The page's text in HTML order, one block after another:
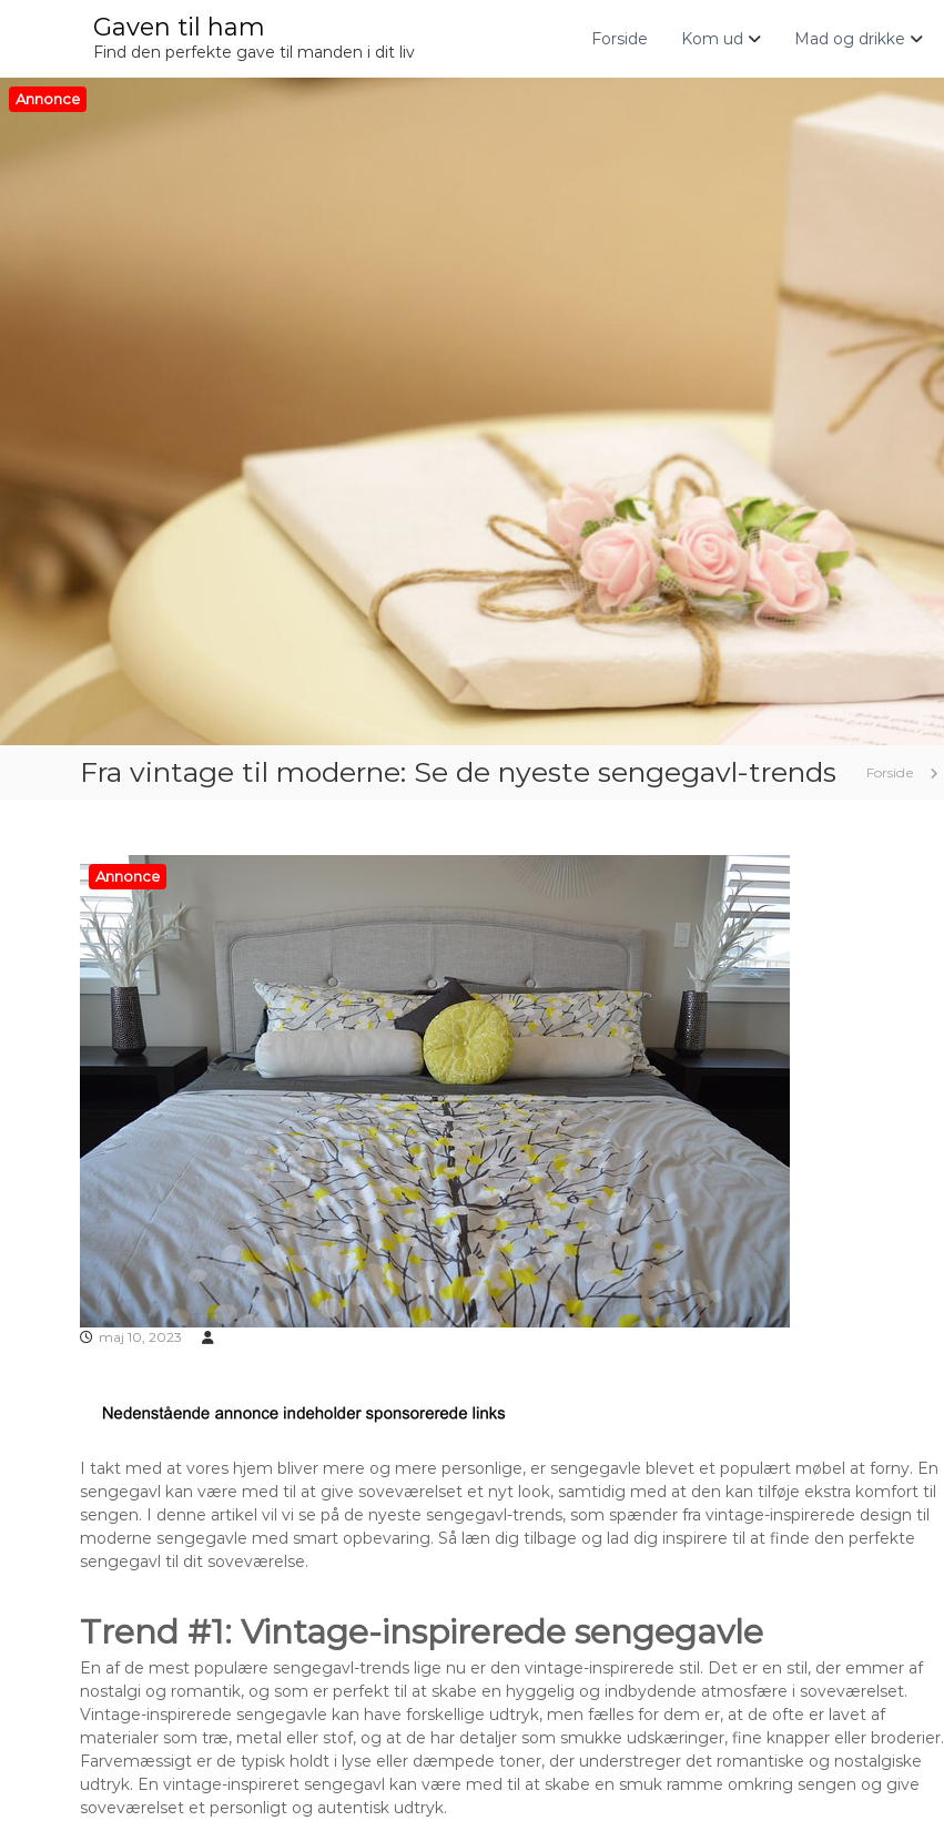
e
Gaven til ham
Find den perfekte gave til manden i dit liv
Forside Kom ud Mad og drikke
Annonce
Fra vintage til moderne: Se de nyeste sengegavl-trends Forside
Annonce
maj 10, 2023
I takt med at vores hjem bliver mere og mere personlige, er sengegavle blevet et populært møbel at forny. En
sengegavl kan være med til at give soveværelset et nyt look, samtidig med at den kan tilføje ekstra komfort til
sengen. I denne artikel vil vi se på de nyeste sengegavl-trends, som spænder fra vintage-inspirerede design til
moderne sengegavle med smart opbevaring. Så læn dig tilbage og lad dig inspirere til at finde den perfekte
sengegavl til dit soveværelse.
Trend #1: Vintage-inspirerede sengegavle
En af de mest populære sengegavl-trends lige nu er den vintage-inspirerede stil. Det er en stil, der emmer af
nostalgi og romantik, og som er perfekt til at skabe en hyggelig og indbydende atmosfære i soveværelset.
Vintage-inspirerede sengegavle kan have forskellige udtryk, men fælles for dem er, at de ofte er lavet af
materialer som træ, metal eller stof, og at de har detaljer som smukke udskæringer, fine knapper eller broderier.
Farvemæssigt er de typisk holdt i lyse eller dæmpede toner, der understreger det romantiske og nostalgiske
udtryk. En vintage-inspireret sengegavl kan være med til at skabe en smuk ramme omkring sengen og give
soveværelset et personligt og autentisk udtryk.